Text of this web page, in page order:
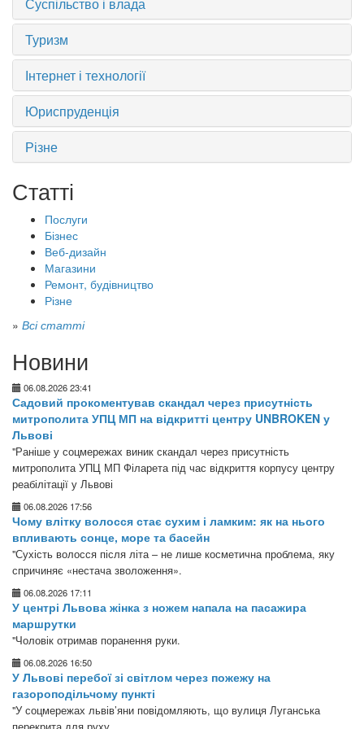
Туризм
Інтернет і технології
Юриспруденція
Різне
Статті
Послуги
Бізнес
Веб-дизайн
Магазини
Ремонт, будівництво
Різне
» Всі статті
Новини
06.08.2026 23:41
Садовий прокоментував скандал через присутність
митрополита УПЦ МП на відкритті центру UNBROKEN у
Львові
"Раніше у соцмережах виник скандал через присутність
митрополита УПЦ МП Філарета під час відкриття корпусу центру
реабілітації у Львові
06.08.2026 17:56
Чому влітку волосся стає сухим і ламким: як на нього
впливають сонце, море та басейн
"Сухість волосся після літа – не лише косметична проблема, яку
спричиняє «нестача зволоження».
06.08.2026 17:11
У центрі Львова жінка з ножем напала на пасажира
маршрутки
"Чоловік отримав поранення руки.
06.08.2026 16:50
У Львові перебої зі світлом через пожежу на
газороподільчому пункті
"У соцмережах львів’яни повідомляють, що вулиця Луганська